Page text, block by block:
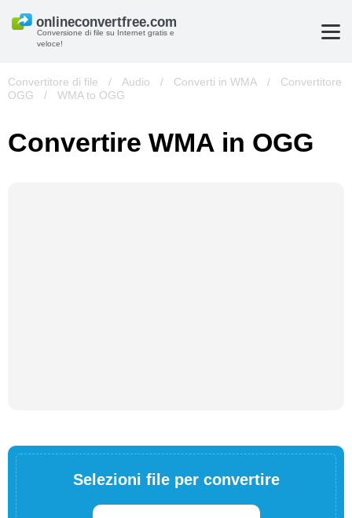
Conversione di file su Internet gratis e
veloce!
Convertitore di file / Audio / Converti in WMA /
Convertitore
OGG
/ WMA to OGG
Convertire WMA in OGG
Selezioni file per convertire